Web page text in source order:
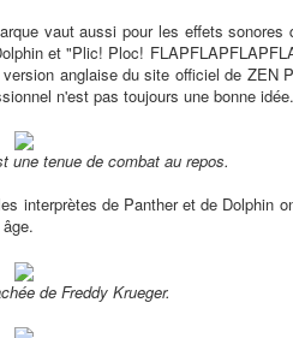
vaut aussi pour les effets
et "Plic! Ploc!
anglaise du site officiel de ZEN
n'est pas toujours une bonne idée.
une tenue de combat au repos.
interprètes de Panther et de Dolphin
de Freddy Krueger.